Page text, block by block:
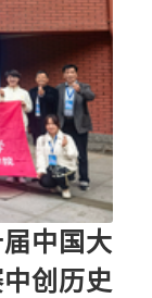
中国大
创历史